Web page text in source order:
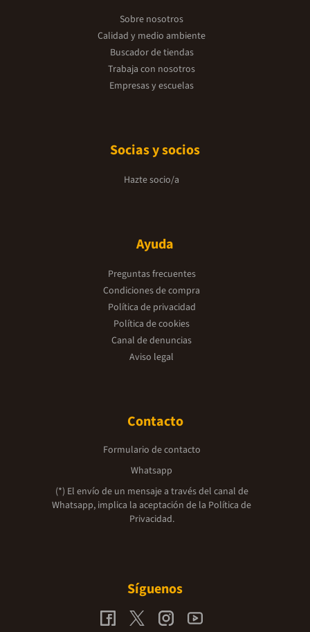
Sobre nosotros
Calidad y medio ambiente
Buscador de tiendas
Trabaja con nosotros
Empresas y escuelas
Socias y socios
Hazte socio/a
Ayuda
Preguntas frecuentes
Condiciones de compra
Política de privacidad
Política de cookies
Canal de denuncias
Aviso legal
Contacto
Formulario de contacto
Whatsapp
(*) El envío de un mensaje a través del canal de
Whatsapp, implica la aceptación de la Política de
Privacidad.
Síguenos